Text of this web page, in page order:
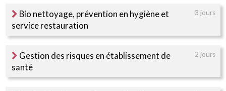
Bio nettoyage, prévention en hygiène et
service restauration
3 jours
Gestion des risques en établissement de
santé
2 jours